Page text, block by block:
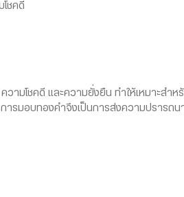
ชคดี
มโชคดี และความยั่งยืน ทำให้เหมาะสำห
ารมอบทองคำจึงเป็นการส่งความปรารถ